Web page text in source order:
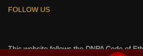
FOLLOW US
This website follows theDNPA Code of